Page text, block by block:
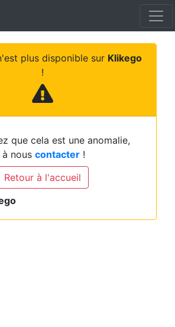
plus disponible sur Klikego
!
que cela est une anomalie,
nous contacter !
Retour à l'accueil